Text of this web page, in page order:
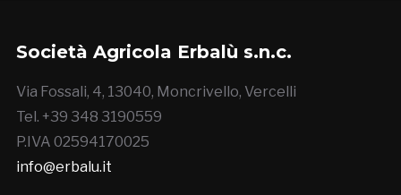
Società Agricola Erbalù s.n.c.
Via Fossali, 4, 13040, Moncrivello, Vercelli
Tel. +39 348 3190559
P.IVA 02594170025
info@erbalu.it